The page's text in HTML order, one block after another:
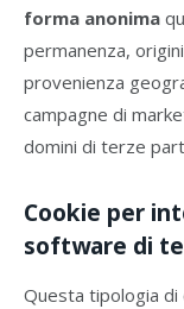
forma anonima
permanenza,
provenienza
campagne di
domini di terze
Cookie per
software di
Questa tipologia di